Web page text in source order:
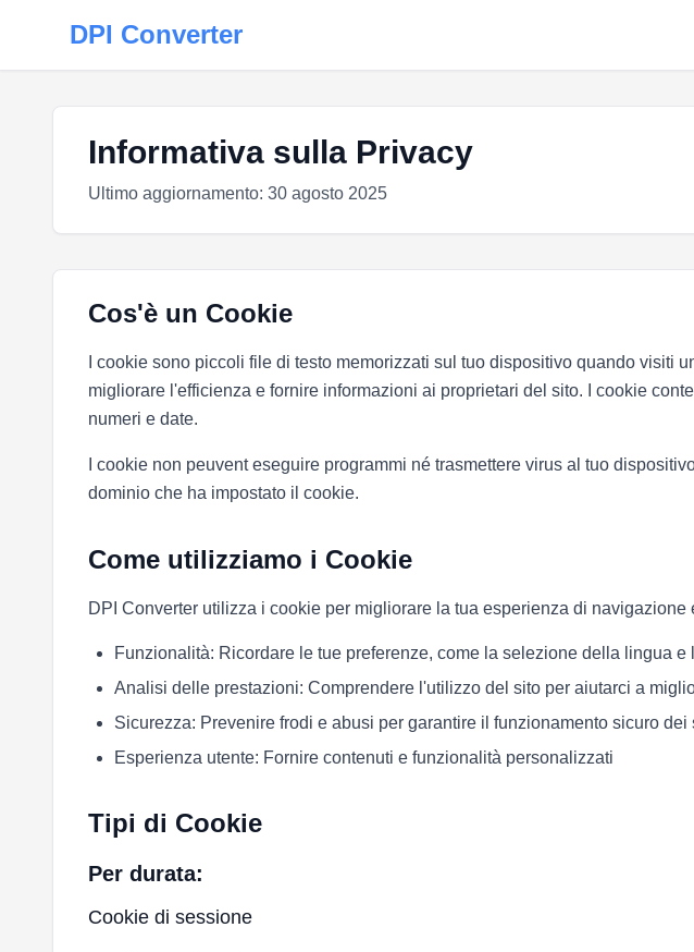
DPI Converter
Informativa sulla Privacy
Ultimo aggiornamento: 30 agosto 2025
Cos'è un Cookie
I cookie sono piccoli file di testo memorizzati sul tuo dispositivo quando visiti
migliorare l'efficienza e fornire informazioni ai proprietari del sito. I cookie
numeri e date.
I cookie non peuvent eseguire programmi né trasmettere virus al tuo
dominio che ha impostato il cookie.
Come utilizziamo i Cookie
DPI Converter utilizza i cookie per migliorare la tua esperienza di
Funzionalità: Ricordare le tue preferenze, come la selezione della lingua
Analisi delle prestazioni: Comprendere l'utilizzo del sito per aiutarci a
Sicurezza: Prevenire frodi e abusi per garantire il funzionamento sicuro dei
Esperienza utente: Fornire contenuti e funzionalità personalizzati
Tipi di Cookie
Per durata:
Cookie di sessione